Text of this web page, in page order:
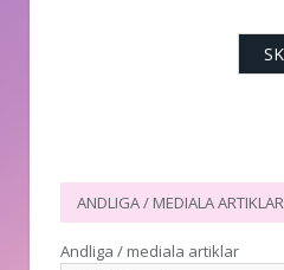
ANDLIGA / MEDIALA ARTIKLAR
Andliga / mediala artiklar